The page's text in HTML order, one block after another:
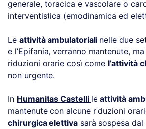
generale, toracica e vascolare o
interventistica (emodinamica ed
Le attività ambulatoriali nelle due
e l’Epifania, verranno mantenute,
riduzioni orarie così come l’attività
non urgente.
In Humanitas Castelli le attività
mantenute con alcune riduzioni
chirurgica elettiva sarà sospesa dal